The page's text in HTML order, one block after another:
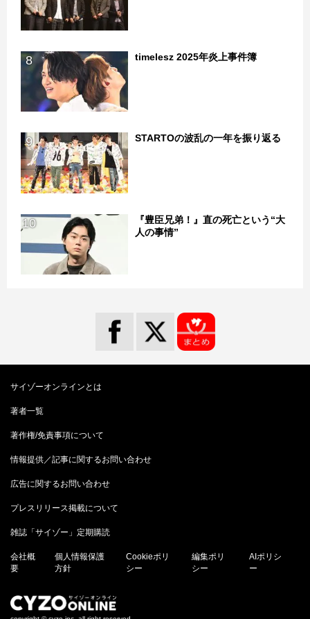
8 timelesz 2025年炎上事件簿
9 STARTOの波乱の一年を振り返る
10
『豊臣兄弟！』直の死亡という“大
人の事情”
サイゾーオンラインとは
著者一覧
著作権/免責事項について
情報提供／記事に関するお問い合わせ
広告に関するお問い合わせ
プレスリリース掲載について
雑誌「サイゾー」定期購読
会社概
要
個人情報保護
方針
Cookieポリ
シー
編集ポリ
シー
AIポリシ
ー